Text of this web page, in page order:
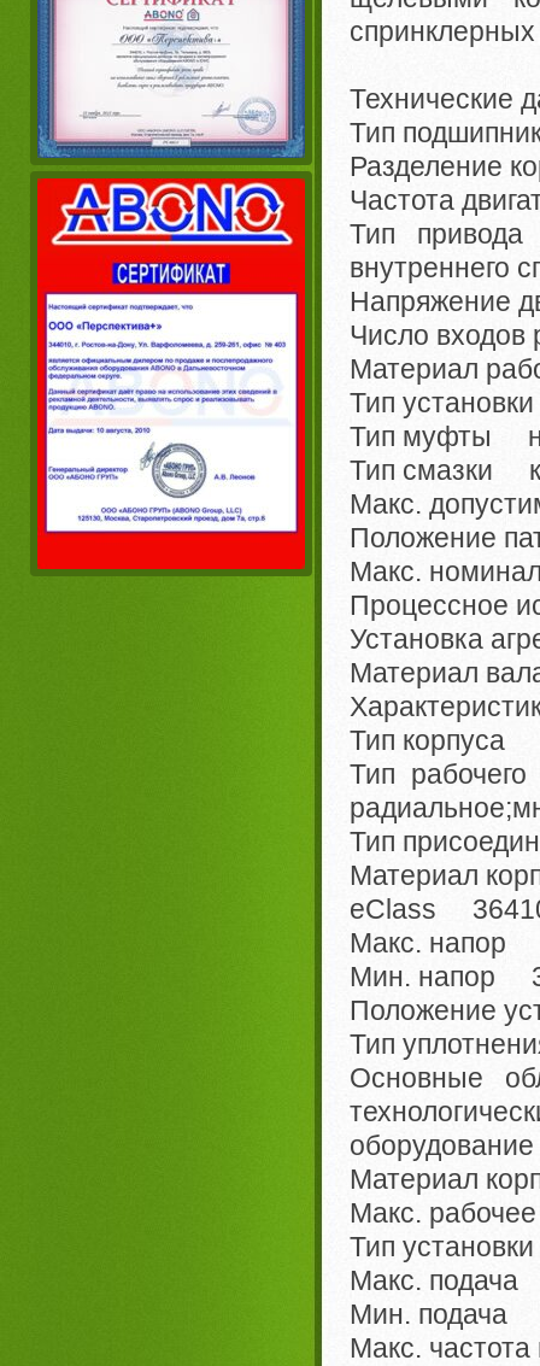
Технические
Тип
Разделение
Частота
Тип
внутреннего
Напряжение
Число входов
Материал
Тип
Тип муфты
Тип смазки
Макс.
Положение
Макс.
Процессное
Установка
Материал
Тип корпуса
Тип
Тип
Материал
eClass
Макс. напор
Мин. напор
Положение
Тип
Основные
Материал
Макс.
Тип
Макс.
Мин. подача
Макс.